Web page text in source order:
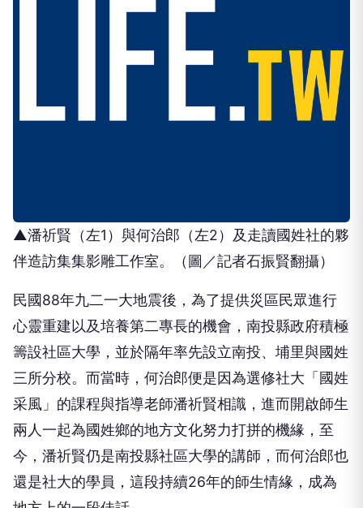
▲潘祈賢（左1）與何治郎（左2）及走讀國姓社的夥
伴造訪集集影雕工作室。（圖／記者石振賢翻攝）
民國88年九二一大地震後，為了提供災區民眾進行
心靈重建以及培養第二專長的機會，南投縣政府積極
籌設社區大學，並於隔年率先設立南投、埔里與國姓
三所分校。而當時，何治郎便是因為選修社大「國姓
采風」的課程與指導老師潘祈賢相識，進而開啟師生
兩人一起為國姓鄉的地方文化努力打拼的機緣，至
今，潘祈賢仍是南投縣社區大學的講師，而何治郎也
還是社大的學員，這段持續26年的師生情緣，成為